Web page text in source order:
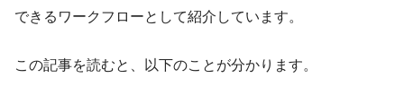
できるワークフローとして紹介しています。
この記事を読むと、以下のことが分かります。